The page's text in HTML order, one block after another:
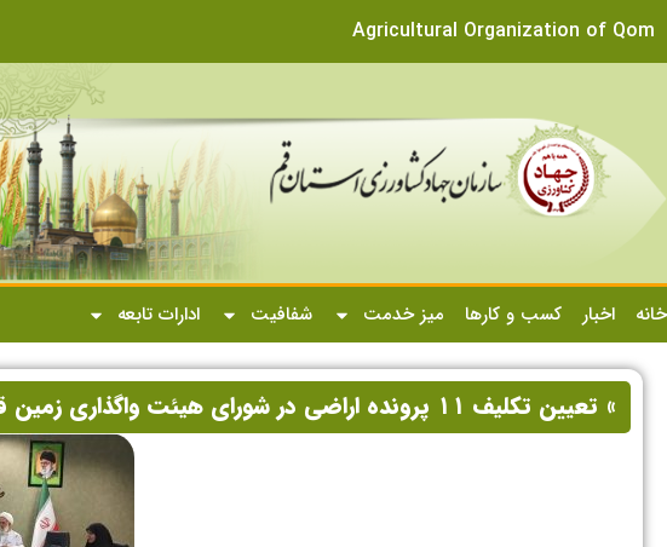
Agricultural Organization of Qom
خانه
اخبار کسب و کارها میز خدمت شفافیت ادارات تابعه
» تعیین تکلیف ۱۱ پرونده اراضی در شورای هیئت واگذاری زمین قم